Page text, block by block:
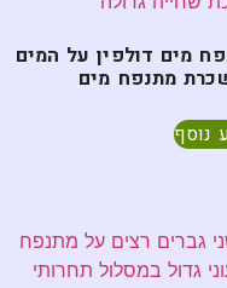
מים דולפין על המים
מתנפח מים
נוסף